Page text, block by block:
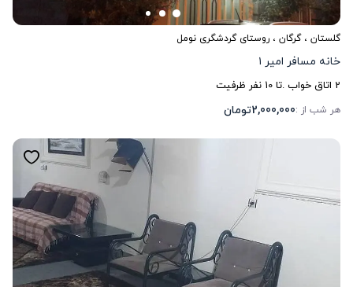
گلستان ،گرگان ، روستای گردشگری نومل
خانه مسافر امیر ۱
2 اتاق خواب .تا10 نفر ظرفیت
هر شب از :2,000,000تومان